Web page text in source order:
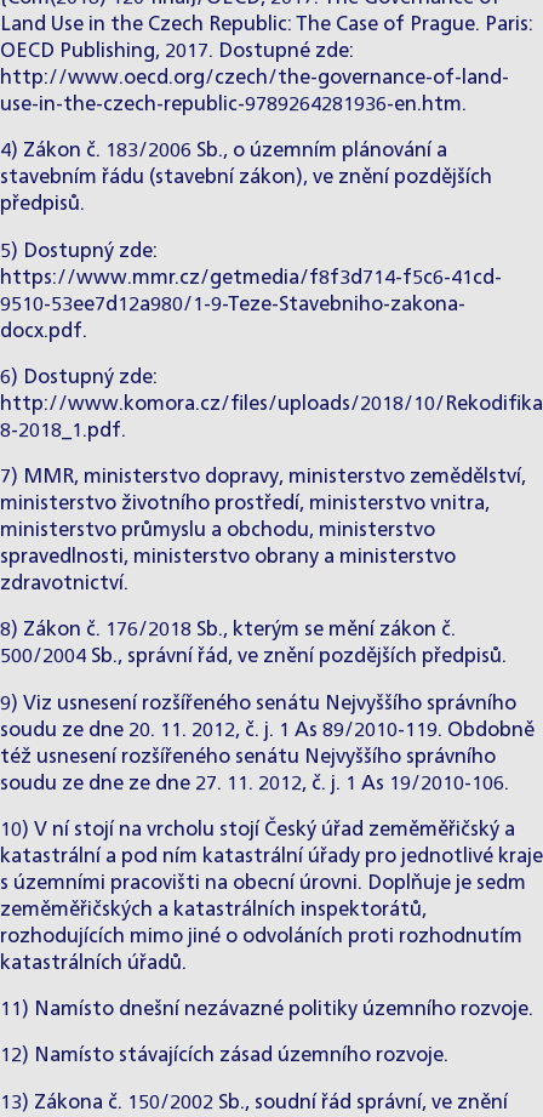
Land Use in the Czech Republic: The Case of Prague. Paris:
OECD Publishing, 2017. Dostupné zde:
http://www.oecd.org/czech/the-governance-of-land-
use-in-the-czech-republic-9789264281936-en.htm.
4) Zákon č. 183/2006 Sb., o územním plánování a
stavebním řádu (stavební zákon), ve znění pozdějších
předpisů.
5) Dostupný zde:
https://www.mmr.cz/getmedia/f8f3d714-f5c6-41cd-
9510-53ee7d12a980/1-9-Teze-Stavebniho-zakona-
docx.pdf.
6) Dostupný zde:
http://www.komora.cz/files/uploads/2018/10/
8-2018_1.pdf.
7) MMR, ministerstvo dopravy, ministerstvo zemědělství,
ministerstvo životního prostředí, ministerstvo vnitra,
ministerstvo průmyslu a obchodu, ministerstvo
spravedlnosti, ministerstvo obrany a ministerstvo
zdravotnictví.
8) Zákon č. 176/2018 Sb., kterým se mění zákon č.
500/2004 Sb., správní řád, ve znění pozdějších předpisů.
9) Viz usnesení rozšířeného senátu Nejvyššího správního
soudu ze dne 20. 11. 2012, č. j. 1 As 89/2010-119. Obdobně
též usnesení rozšířeného senátu Nejvyššího správního
soudu ze dne ze dne 27. 11. 2012, č. j. 1 As 19/2010-106.
10) V ní stojí na vrcholu stojí Český úřad zeměměřičský a
katastrální a pod ním katastrální úřady pro jednotlivé kraje
s územními pracovišti na obecní úrovni. Doplňuje je sedm
zeměměřičských a katastrálních inspektorátů,
rozhodujících mimo jiné o odvoláních proti rozhodnutím
katastrálních úřadů.
11) Namísto dnešní nezávazné politiky územního rozvoje.
12) Namísto stávajících zásad územního rozvoje.
13) Zákona č. 150/2002 Sb., soudní řád správní, ve znění